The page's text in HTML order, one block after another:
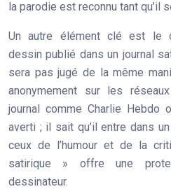
la parodie est reconnu tant qu’il
Un autre élément clé est le
dessin publié dans un journal
sera pas jugé de la même
anonymement sur les
journal comme Charlie Hebdo
averti ; il sait qu’il entre dans
ceux de l’humour et de la
satirique » offre une
dessinateur.